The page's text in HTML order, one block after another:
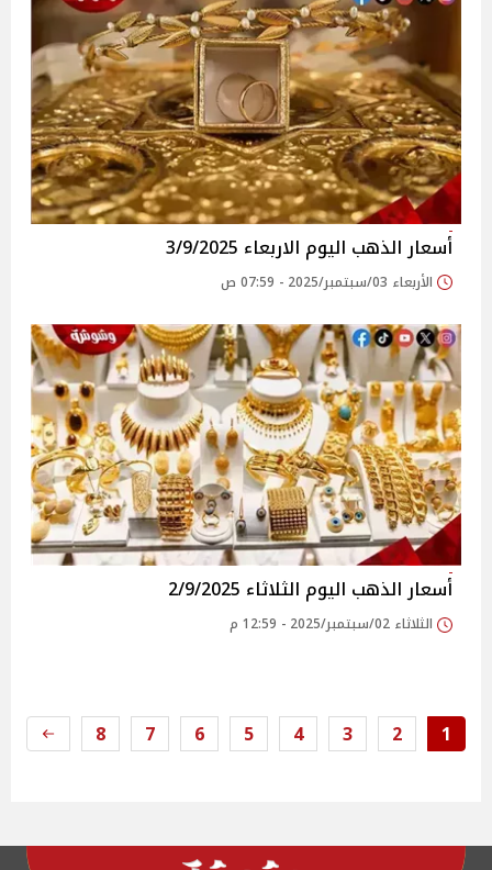
أسعار الذهب اليوم الاربعاء 3/9/2025
الأربعاء 03/سبتمبر/2025 - 07:59 ص
أسعار الذهب اليوم الثلاثاء 2/9/2025
الثلاثاء 02/سبتمبر/2025 - 12:59 م
1
2
3
4
5
6
7
8